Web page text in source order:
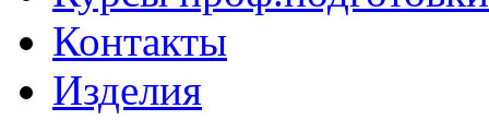
Контакты
Изделия